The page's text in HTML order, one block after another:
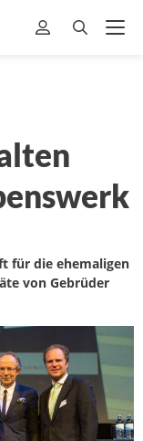
für die ehemaligen
von Gebrüder